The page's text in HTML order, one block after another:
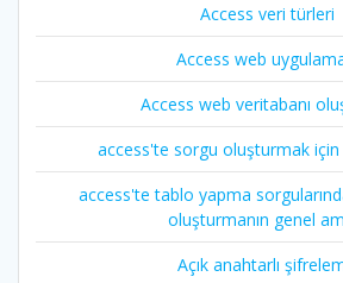
Access veri türleri
Access web
Access web veritabanı
access'te sorgu oluşturmak için
access'te tablo yapma
oluşturmanın genel
Açık anahtarlı